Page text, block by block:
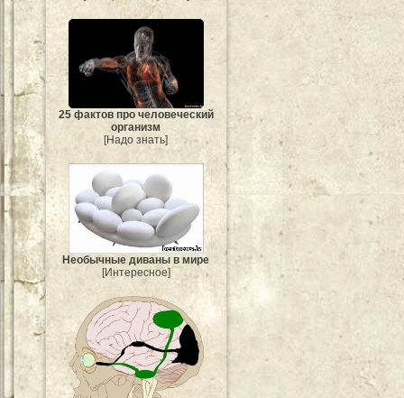
25 фактов про человеческий
организм
[Надо знать]
Необычные диваны в мире
[Интересное]